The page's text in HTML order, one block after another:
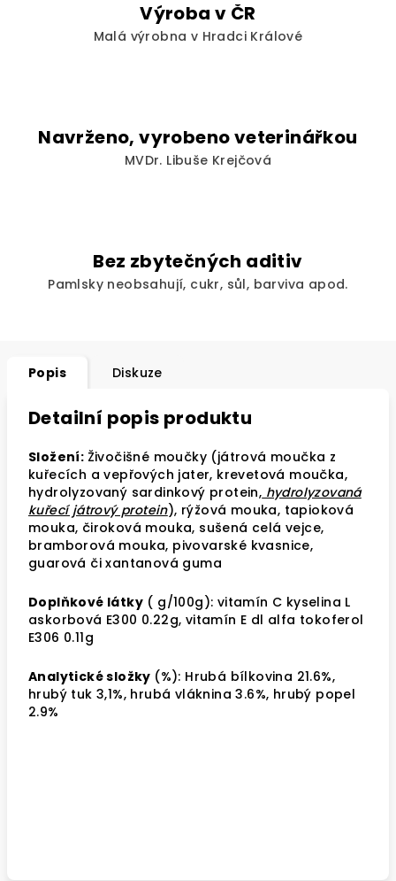
Výroba v ČR
Malá výrobna v Hradci Králové
Navrženo, vyrobeno veterinářkou
MVDr. Libuše Krejčová
Bez zbytečných aditiv
Pamlsky neobsahují, cukr, sůl, barviva apod.
Popis Diskuze
Detailní popis produktu
Složení: Živočišné moučky (játrová moučka z
kuřecích a vepřových jater, krevetová moučka,
hydrolyzovaný sardinkový protein, hydrolyzovaná
kuřecí játrový protein), rýžová mouka, tapioková
mouka, čiroková mouka, sušená celá vejce,
bramborová mouka, pivovarské kvasnice,
guarová či xantanová guma
Doplňkové látky ( g/100g): vitamín C kyselina L
askorbová E300 0.22g, vitamín E dl alfa tokoferol
E306 0.11g
Analytické složky (%): Hrubá bílkovina 21.6%,
hrubý tuk 3,1%, hrubá vláknina 3.6%, hrubý popel
2.9%